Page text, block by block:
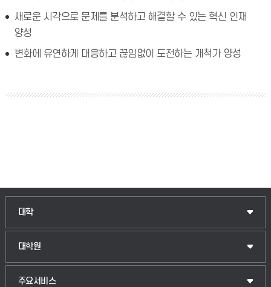
새로운 시각으로 문제를 분석하고 해결할 수 있는 혁신 인재
양성
변화에 유연하게 대응하고 끊임없이 도전하는 개척가 양성
대학
대학원
주요서비스